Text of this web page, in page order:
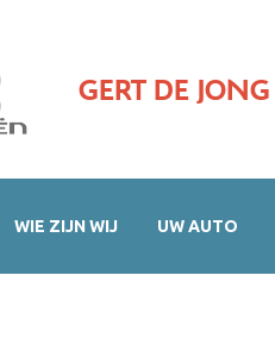
GERT DE
WIE ZIJN WIJ UW AUTO